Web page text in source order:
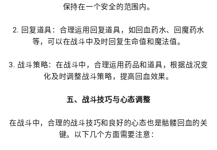
保持在一个安全的范围内。
2. 回复道具：合理运用回复道具，如回血药水、回魔药水
等，可以在战斗中及时回复生命值和魔法值。
3. 战斗策略：在战斗中，合理运用药品和道具，根据战况变
化及时调整战斗策略，提高回血效果。
五、战斗技巧与心态调整
在战斗中，合理的战斗技巧和良好的心态也是骷髅回血的关
键。以下几个方面需要注意：